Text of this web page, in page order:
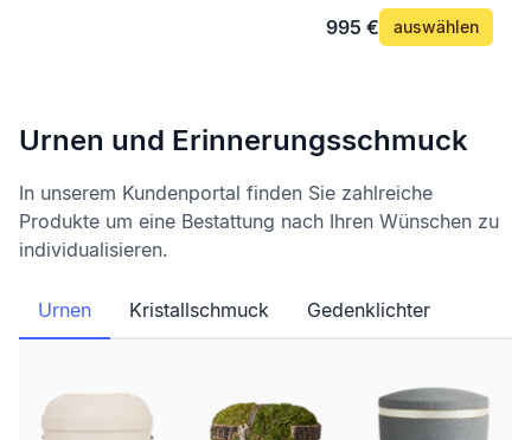
995 € auswählen
Urnen und Erinnerungsschmuck
In unserem Kundenportal finden Sie zahlreiche
Produkte um eine Bestattung nach Ihren Wünschen zu
individualisieren.
Urnen Kristallschmuck Gedenklichter